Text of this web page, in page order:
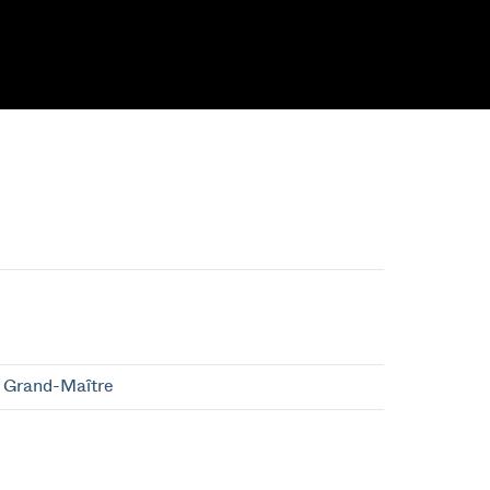
Grand-Maître